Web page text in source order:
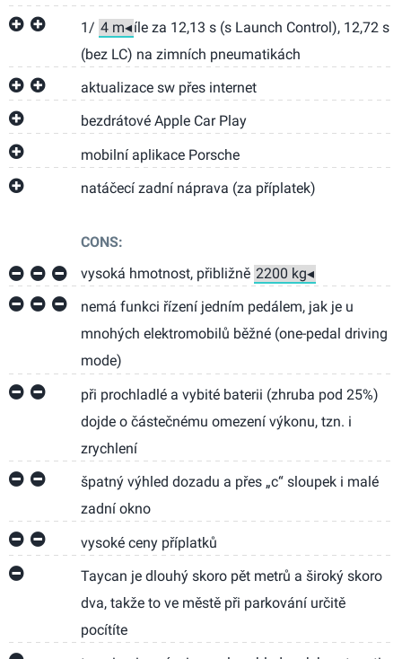
1/
íle za 12,13 s (s Launch Control), 12,72 s
(bez LC) na zimních pneumatikách
aktualizace sw přes internet
bezdrátové Apple Car Play
mobilní aplikace Porsche
natáčecí zadní náprava (za příplatek)
CONS:
vysoká hmotnost, přibližně
nemá funkci řízení jedním pedálem, jak je u
mnohých elektromobilů běžné (one-pedal driving
mode)
při prochladlé a vybité baterii (zhruba pod 25%)
dojde o částečnému omezení výkonu, tzn. i
zrychlení
špatný výhled dozadu a přes „c“ sloupek i malé
zadní okno
vysoké ceny příplatků
Taycan je dlouhý skoro pět metrů a široký skoro
dva, takže to ve městě při parkování určitě
pocítíte